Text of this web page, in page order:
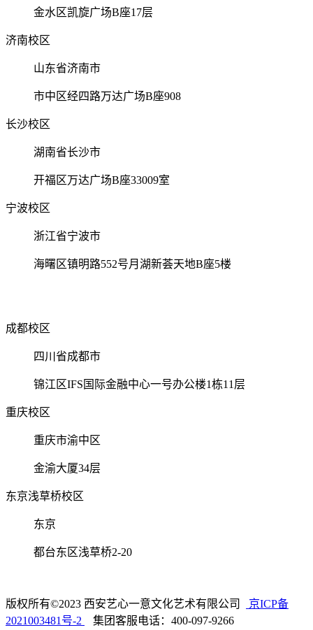
金水区凯旋广场B座17层
济南校区
山东省济南市
市中区经四路万达广场B座908
长沙校区
湖南省长沙市
开福区万达广场B座33009室
宁波校区
浙江省宁波市
海曙区镇明路552号月湖新荟天地B座5楼
成都校区
四川省成都市
锦江区IFS国际金融中心一号办公楼1栋11层
重庆校区
重庆市渝中区
金渝大厦34层
东京浅草桥校区
东京
都台东区浅草桥2-20
版权所有©2023 西安艺心一意文化艺术有限公司
京ICP备
2021003481号-2
集团客服电话：400-097-9266